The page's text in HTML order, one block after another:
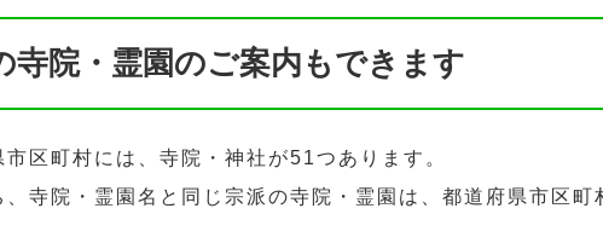
寺院・霊園のご案内もできます
市区町村には、寺院・神社が51つあります。
、寺院・霊園名と同じ宗派の寺院・霊園は、都道府県市区町